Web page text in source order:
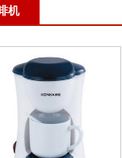
电话咨询
机